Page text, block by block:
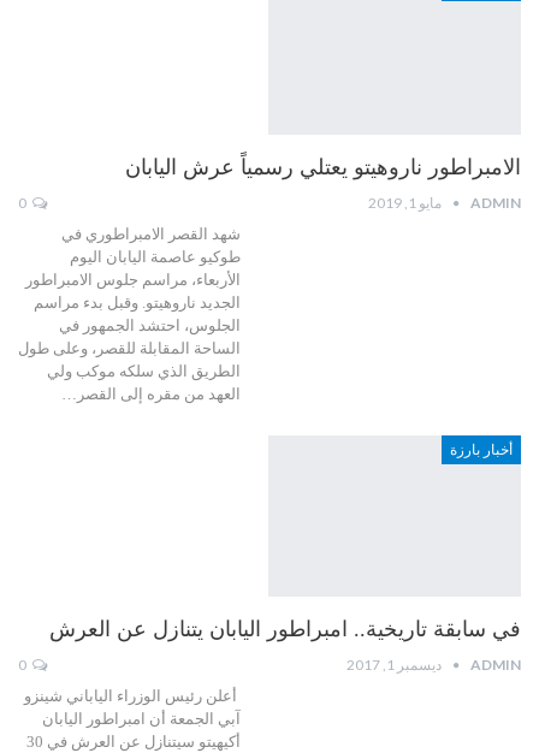
الامبراطور ناروهيتو يعتلي رسمياً عرش اليابان
ADMIN مايو 1, 2019
شهد القصر الامبراطوري في
طوكيو عاصمة اليابان اليوم
الأربعاء، مراسم جلوس الامبراطور
الجديد ناروهيتو. وقبل بدء مراسم
الجلوس، احتشد الجمهور في
الساحة المقابلة للقصر، وعلى طول
الطريق الذي سلكه موكب ولي
العهد من مقره إلى القصر…
أخبار بارزة
في سابقة تاريخية.. امبراطور اليابان يتنازل عن العرش
ADMIN ديسمبر 1, 2017
أعلن رئيس الوزراء الياباني شينزو
آبي الجمعة أن امبراطور اليابان
أكيهيتو سيتنازل عن العرش في 30